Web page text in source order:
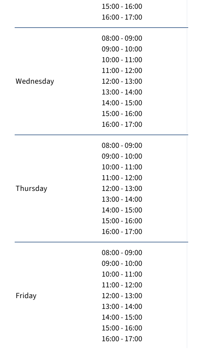
15:00 - 16:00
16:00 - 17:00
Wednesday
08:00 - 09:00
09:00 - 10:00
10:00 - 11:00
11:00 - 12:00
12:00 - 13:00
13:00 - 14:00
14:00 - 15:00
15:00 - 16:00
16:00 - 17:00
Thursday
08:00 - 09:00
09:00 - 10:00
10:00 - 11:00
11:00 - 12:00
12:00 - 13:00
13:00 - 14:00
14:00 - 15:00
15:00 - 16:00
16:00 - 17:00
Friday
08:00 - 09:00
09:00 - 10:00
10:00 - 11:00
11:00 - 12:00
12:00 - 13:00
13:00 - 14:00
14:00 - 15:00
15:00 - 16:00
16:00 - 17:00